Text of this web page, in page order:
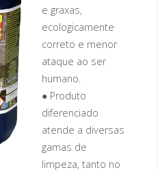
e graxas,
ecologicamente
correto e menor
ataque ao ser
humano.
● Produto
diferenciado
atende a diversas
gamas de
limpeza, tanto no